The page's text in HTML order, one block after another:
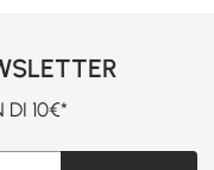
DI 10€*